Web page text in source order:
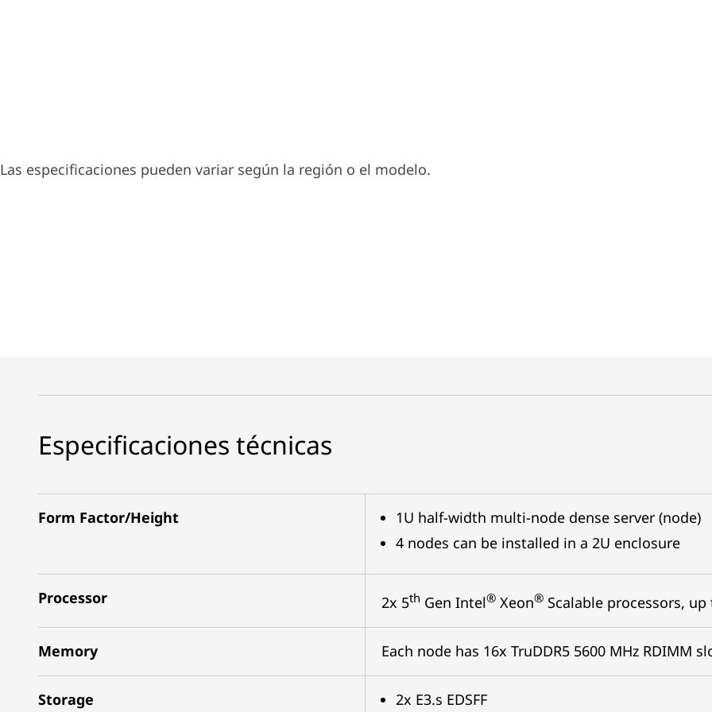
Las especificaciones pueden variar según la región o el modelo.
Especificaciones técnicas
Form Factor/Height
1U half-width multi-node dense server (node)
4 nodes can be installed in a 2U enclosure
Processor 2x 5th Gen Intel®Xeon®Scalable processors, up
Memory Each node has 16x TruDDR5 5600 MHz RDIMM
Storage 2x E3.s EDSFF